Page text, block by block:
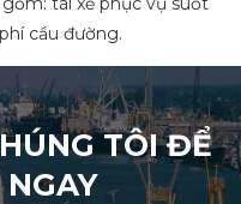
cầu đường.
TÔI ĐỂ